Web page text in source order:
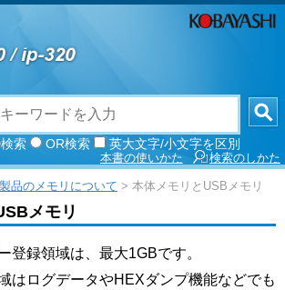
索 OR検索 英大文字/小文字を区別
検索のしかた
本書の使いかた
品のメモリについて > 本体メモリとUSBメモリ
メモリ
登録領域は、最大1GBです。
はログデータやHEXダンプ機能などでも